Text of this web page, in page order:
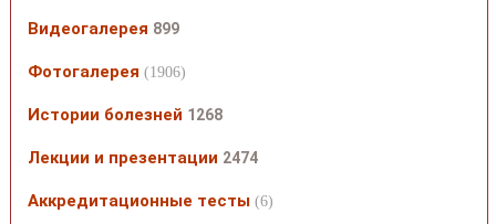
Видеогалерея 899
Фотогалерея (1906)
Истории болезней 1268
Лекции и презентации 2474
Аккредитационные тесты (6)